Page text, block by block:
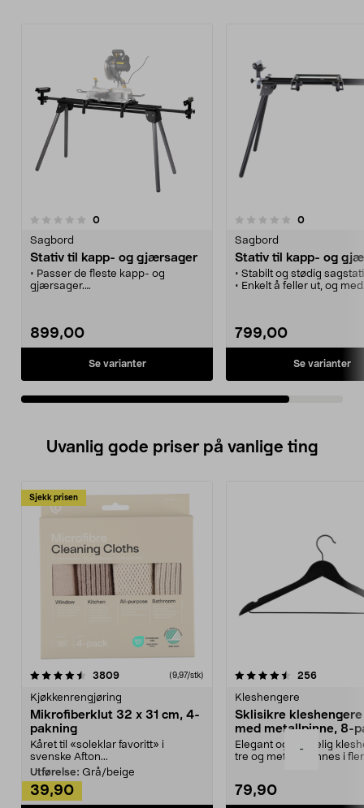
-
0anmeldelser
Sagbord
Stativ til kapp- og gjærsager
• Passer de fleste kapp- og
gjærsager.
899,00
Se varianter
0.0 av 5 stjerner 0anmeldelser
Sagbord
Stativ til kapp- og
• Stabilt og stødig
• Enkelt å feller ut, og med
arbeidsplass.
• Uttrekkbar rullestøtte
lengdestopper.
799,00
Se varianter
Uvanlig gode priser på vanlige ting
Sjekk prisen
3809anmeldelser(9,97/stk)
Kjøkkenrengjøring
Mikrofiberklut 32 x 31 cm, 4-
pakning
Kåret til «soleklar favoritt» i
svenske Afton...
Utførelse: Grå/beige
39,90
4.5av 5 stjerner 256
Kleshengere
Sklisikre
med metallpinne, 8-
Elegant og skikkelig
tre og metall – finnes i
79,90
4.5av 5 stjerner